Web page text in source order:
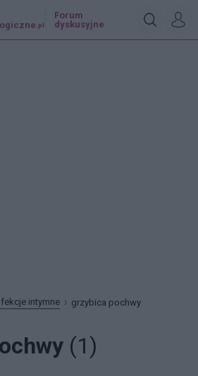
.pl
Forum
dyskusyjne
intymne grzybica pochwy
(1)